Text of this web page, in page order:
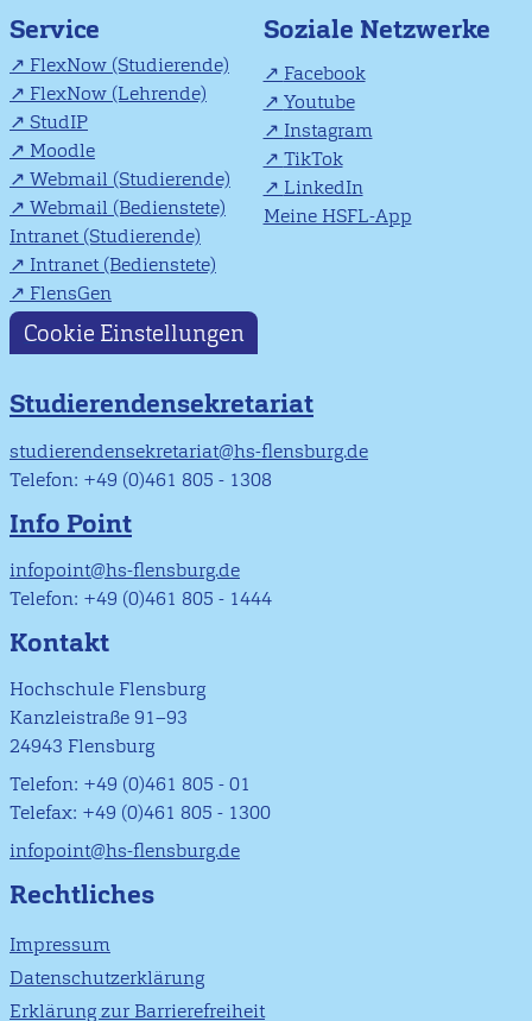
Service
FlexNow (Studierende)
FlexNow (Lehrende)
StudIP
Moodle
Webmail (Studierende)
Webmail (Bedienstete)
Intranet (Studierende)
Intranet (Bedienstete)
FlensGen
Soziale Netzwerke
Facebook
Youtube
Instagram
TikTok
LinkedIn
Meine HSFL-App
Cookie Einstellungen
Studierendensekretariat
studierendensekretariat@hs-flensburg.de
Telefon: +49 (0)461 805 - 1308
Info Point
infopoint@hs-flensburg.de
Telefon: +49 (0)461 805 - 1444
Kontakt
Hochschule Flensburg
Kanzleistraße 91–93
24943 Flensburg
Telefon: +49 (0)461 805 - 01
Telefax: +49 (0)461 805 - 1300
infopoint@hs-flensburg.de
Rechtliches
Impressum
Datenschutzerklärung
Erklärung zur Barrierefreiheit